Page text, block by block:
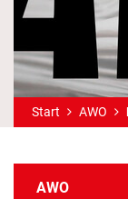
Start AWO
AWO